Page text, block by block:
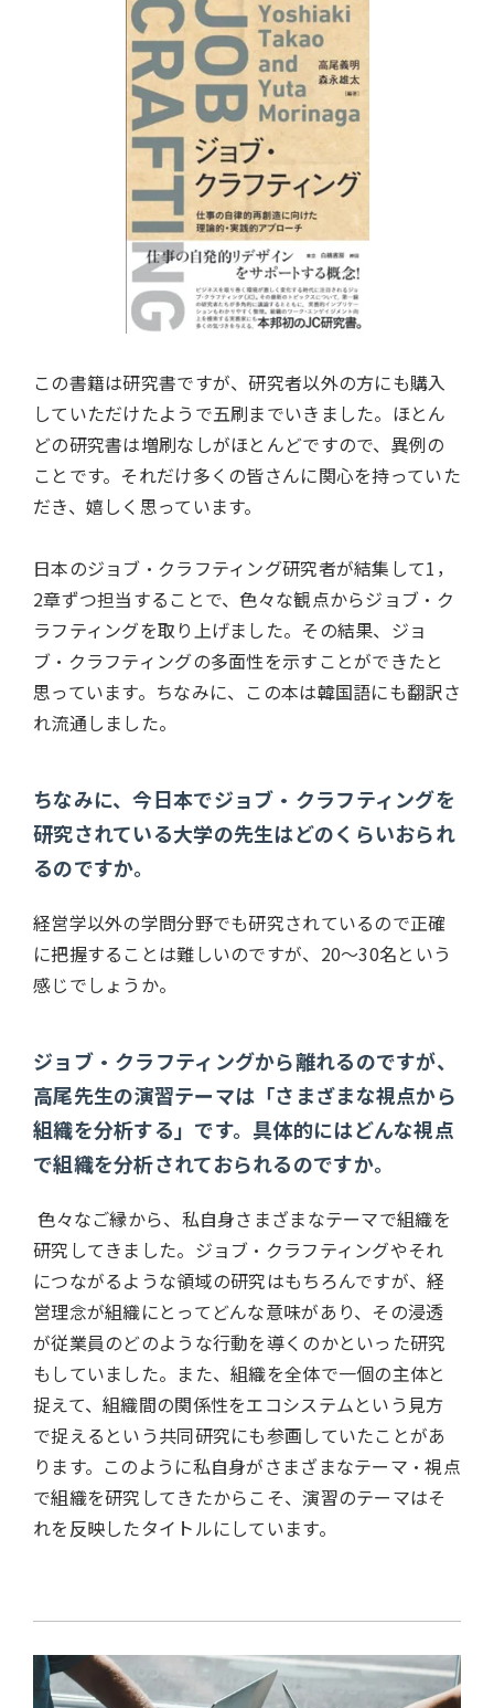
この書籍は研究書ですが、研究者以外の方にも購入
していただけたようで五刷までいきました。ほとん
どの研究書は増刷なしがほとんどですので、異例の
ことです。それだけ多くの皆さんに関心を持っていた
だき、嬉しく思っています。
日本のジョブ・クラフティング研究者が結集して1，
2章ずつ担当することで、色々な観点からジョブ・ク
ラフティングを取り上げました。その結果、ジョ
ブ・クラフティングの多面性を示すことができたと
思っています。ちなみに、この本は韓国語にも翻訳さ
れ流通しました。
ちなみに、今日本でジョブ・クラフティングを
研究されている大学の先生はどのくらいおられ
るのですか。
経営学以外の学問分野でも研究されているので正確
に把握することは難しいのですが、20～30名という
感じでしょうか。
ジョブ・クラフティングから離れるのですが、
高尾先生の演習テーマは「さまざまな視点から
組織を分析する」です。具体的にはどんな視点
で組織を分析されておられるのですか。
色々なご縁から、私自身さまざまなテーマで組織を
研究してきました。ジョブ・クラフティングやそれ
につながるような領域の研究はもちろんですが、経
営理念が組織にとってどんな意味があり、その浸透
が従業員のどのような行動を導くのかといった研究
もしていました。また、組織を全体で一個の主体と
捉えて、組織間の関係性をエコシステムという見方
で捉えるという共同研究にも参画していたことがあ
ります。このように私自身がさまざまなテーマ・視点
で組織を研究してきたからこそ、演習のテーマはそ
れを反映したタイトルにしています。